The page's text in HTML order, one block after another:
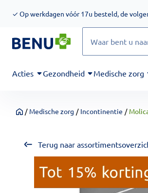
✓ Op werkdagen vóór 17u besteld, de
Acties Gezondheid Medische zorg
Home
/ Medische zorg / Incontinentie /
Terug naar